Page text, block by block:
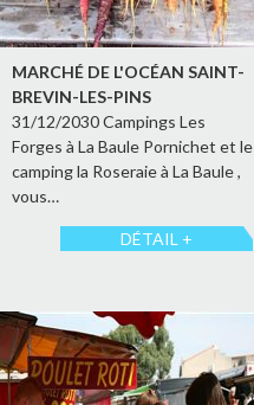
MARCHÉ DE L'OCÉAN SAINT-
BREVIN-LES-PINS
31/12/2030 Campings Les
Forges à La Baule Pornichet et le
camping la Roseraie à La Baule ,
vous…
DÉTAIL +